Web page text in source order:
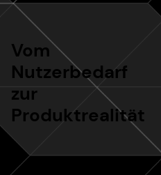
Vom
Nutzerbedarf
zur
Produktrealität